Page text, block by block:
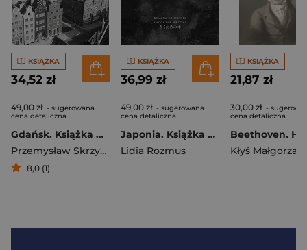
KSIĄŻKA
34,52 zł
49,00 zł - sugerowana
cena detaliczna
Gdańsk. Książka do pisania
Przemysław Skrzyński
8,0 (1)
KSIĄŻKA
36,99 zł
49,00 zł - sugerowana
cena detaliczna
Japonia. Książka do pisania / Japan. A book for writing
Lidia Rozmus
KSIĄŻKA
21,87 zł
30,00 zł -
cena detaliczna
Kłyś Małgorzata